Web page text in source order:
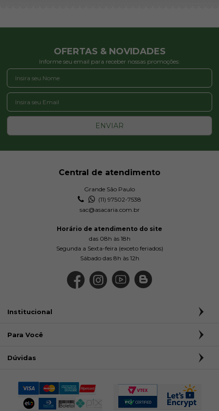
OFERTAS & NOVIDADES
Informe seu email para receber nossas promoções:
ENVIAR
Central de atendimento
Grande São Paulo
(11) 97502-7538
sac@asacaria.com.br
Horário de atendimento do site
das 08h às 18h
Segunda a Sexta-feira (exceto feriados)
Sábado das 8h às 12h
Institucional
Para Você
Dúvidas